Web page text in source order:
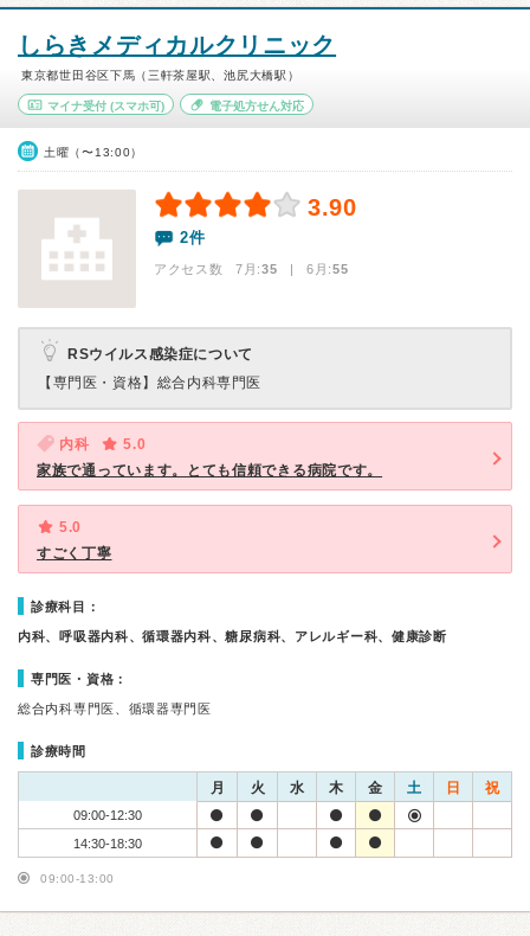
しらきメディカルクリニック
東京都世田谷区下馬（三軒茶屋駅、池尻大橋駅）
マイナ受付 (スマホ可) 電子処方せん対応
土曜（〜13:00）
3.90
2件
アクセス数 7月:35 | 6月:55
RSウイルス感染症について
【専門医・資格】 総合内科専門医
内科
5.0
家族で通っています。とても信頼できる病院です。
5.0
すごく丁寧
診療科目：
内科、呼吸器内科、循環器内科、糖尿病科、アレルギー科、健康診断
専門医・資格：
総合内科専門医、循環器専門医
診療時間
月 火 水 木 金 土 日 祝
09:00-12:30
14:30-18:30
09:00-13:00